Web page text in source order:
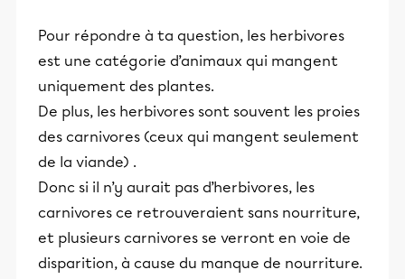
Pour répondre à ta question, les herbivores
est une catégorie d’animaux qui mangent
uniquement des plantes.
De plus, les herbivores sont souvent les proies
des carnivores (ceux qui mangent seulement
de la viande) .
Donc si il n’y aurait pas d’herbivores, les
carnivores ce retrouveraient sans nourriture,
et plusieurs carnivores se verront en voie de
disparition, à cause du manque de nourriture.